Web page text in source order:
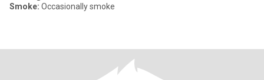
Smoke: Occasionally smoke